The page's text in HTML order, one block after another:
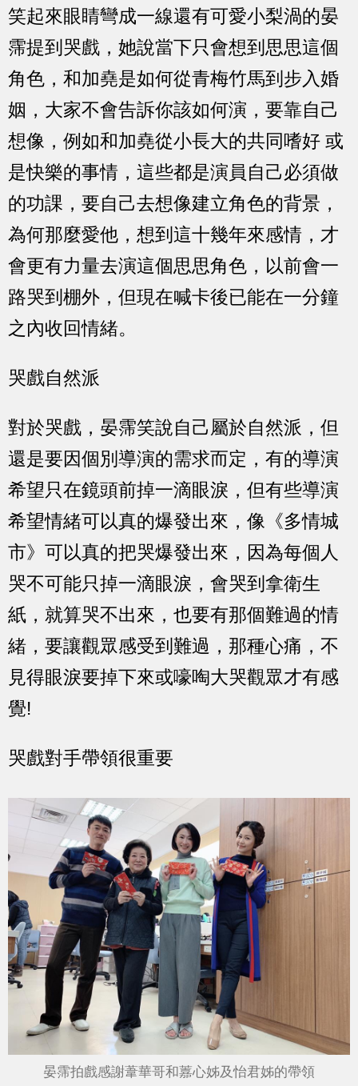
笑起來眼睛彎成一線還有可愛小梨渦的晏
霈提到哭戲，她說當下只會想到思思這個
角色，和加堯是如何從青梅竹馬到步入婚
姻，大家不會告訴你該如何演，要靠自己
想像，例如和加堯從小長大的共同嗜好 或
是快樂的事情，這些都是演員自己必須做
的功課，要自己去想像建立角色的背景，
為何那麼愛他，想到這十幾年來感情，才
會更有力量去演這個思思角色，以前會一
路哭到棚外，但現在喊卡後已能在一分鐘
之內收回情緒。
哭戲自然派
對於哭戲，晏霈笑說自己屬於自然派，但
還是要因個別導演的需求而定，有的導演
希望只在鏡頭前掉一滴眼淚，但有些導演
希望情緒可以真的爆發出來，像《多情城
市》可以真的把哭爆發出來，因為每個人
哭不可能只掉一滴眼淚，會哭到拿衛生
紙，就算哭不出來，也要有那個難過的情
緒，要讓觀眾感受到難過，那種心痛，不
見得眼淚要掉下來或嚎啕大哭觀眾才有感
覺!
哭戲對手帶領很重要
晏霈拍戲感謝葦華哥和䕒心姊及怡君姊的帶領